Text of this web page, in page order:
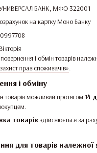
БАНК, МФО 322001
на картку Моно Банку
і обмін товарів
прав споживачів».
і обміну
товарів можливий протягом 14
товарів здійснюється за
для товарів належної